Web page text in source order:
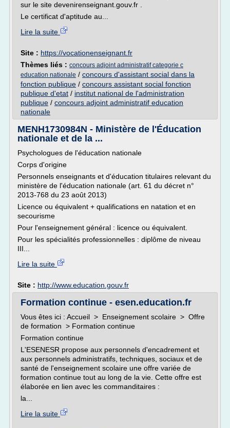
sur le site devenirenseignant.gouv.fr .
Le certificat d'aptitude au...
Lire la suite
Site : https://vocationenseignant.fr
Thèmes liés : concours adjoint administratif categorie c
education nationale / concours d'assistant social dans la
fonction publique / concours assistant social fonction
publique d'etat / institut national de l'administration
publique / concours adjoint administratif education
nationale
MENH1730984N - Ministère de l'Éducation
nationale et de la ...
Psychologues de l'éducation nationale
Corps d'origine
Personnels enseignants et d'éducation titulaires relevant du
ministère de l'éducation nationale (art. 61 du décret n°
2013-768 du 23 août 2013)
Licence ou équivalent + qualifications en natation et en
secourisme
Pour l'enseignement général : licence ou équivalent.
Pour les spécialités professionnelles : diplôme de niveau
III...
Lire la suite
Site : http://www.education.gouv.fr
Formation continue - esen.education.fr
Vous êtes ici : Accueil > Enseignement scolaire > Offre
de formation > Formation continue
Formation continue
L'ESENESR propose aux personnels d'encadrement et
aux personnels administratifs, techniques, sociaux et de
santé de l'enseignement scolaire une offre variée de
formation continue tout au long de la vie. Cette offre est
élaborée en lien avec les commanditaires :
la...
Lire la suite